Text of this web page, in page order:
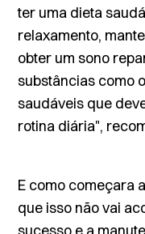
ter uma dieta
relaxamento,
obter um sono
substâncias como
saudáveis que
rotina diária",
E como começara
que isso não vai